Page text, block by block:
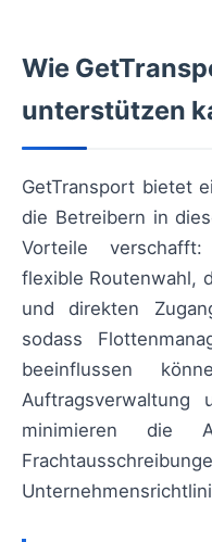
Wie
unterstützen
GetTransport bietet
die Betreibern in
Vorteile
flexible Routenwahl,
und direkten
sodass
beeinflussen
Auftragsverwaltung
minimieren die